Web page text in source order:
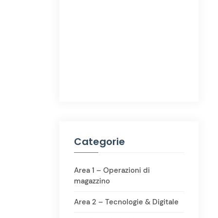
Categorie
Area 1 – Operazioni di
magazzino
Area 2 – Tecnologie & Digitale